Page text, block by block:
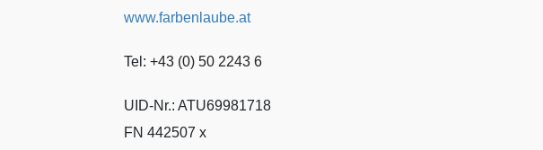
www.farbenlaube.at
Tel: +43 (0) 50 2243 6
UID-Nr.: ATU69981718
FN 442507 x